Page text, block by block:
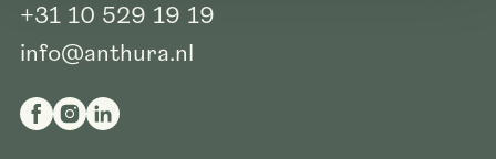
+31 10 529 19 19
info@anthura.nl